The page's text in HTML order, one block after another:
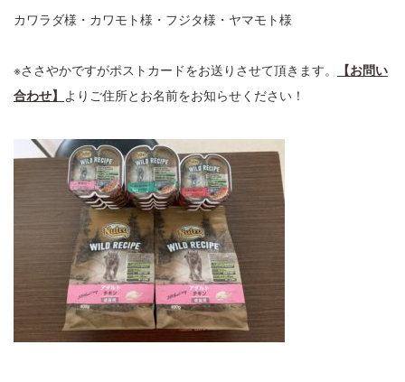
カワラダ様・カワモト様・フジタ様・ヤマモト様
※ささやかですがポストカードをお送りさせて頂きます。
【お問い
合わせ】 よりご住所とお名前をお知らせください！